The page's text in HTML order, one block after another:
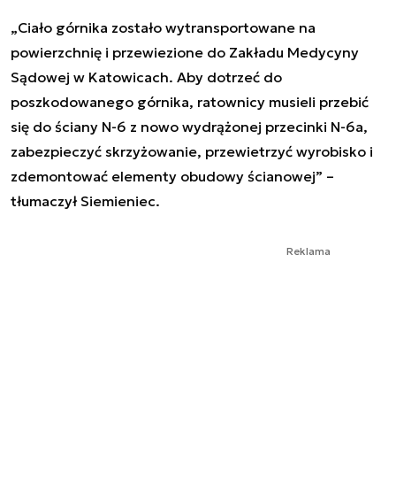
„Ciało górnika zostało wytransportowane na
powierzchnię i przewiezione do Zakładu Medycyny
Sądowej w Katowicach. Aby dotrzeć do
poszkodowanego górnika, ratownicy musieli przebić
się do ściany N-6 z nowo wydrążonej przecinki N-6a,
zabezpieczyć skrzyżowanie, przewietrzyć wyrobisko i
zdemontować elementy obudowy ścianowej” –
tłumaczył Siemieniec.
Reklama